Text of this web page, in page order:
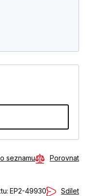
seznamu Porovnat
EP2-49930 Sdílet